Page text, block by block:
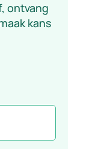
ontvang
kans